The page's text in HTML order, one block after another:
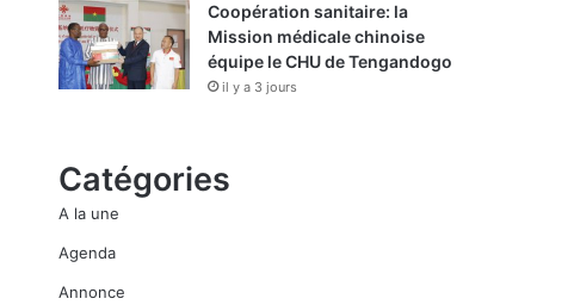
Coopération sanitaire: la
Mission médicale chinoise
équipe le CHU de Tengandogo
il y a 3 jours
Catégories
A la une
Agenda
Annonce